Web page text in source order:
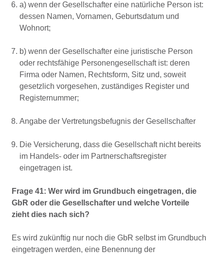
a) wenn der Gesellschafter eine natürliche Person ist:
dessen Namen, Vornamen, Geburtsdatum und
Wohnort;
b) wenn der Gesellschafter eine juristische Person
oder rechtsfähige Personengesellschaft ist: deren
Firma oder Namen, Rechtsform, Sitz und, soweit
gesetzlich vorgesehen, zuständiges Register und
Registernummer;
Angabe der Vertretungsbefugnis der Gesellschafter
Die Versicherung, dass die Gesellschaft nicht bereits
im Handels- oder im Partnerschaftsregister
eingetragen ist.
Frage 41: Wer wird im Grundbuch eingetragen, die
GbR oder die Gesellschafter und welche Vorteile
zieht dies nach sich?
Es wird zukünftig nur noch die GbR selbst im Grundbuch
eingetragen werden, eine Benennung der